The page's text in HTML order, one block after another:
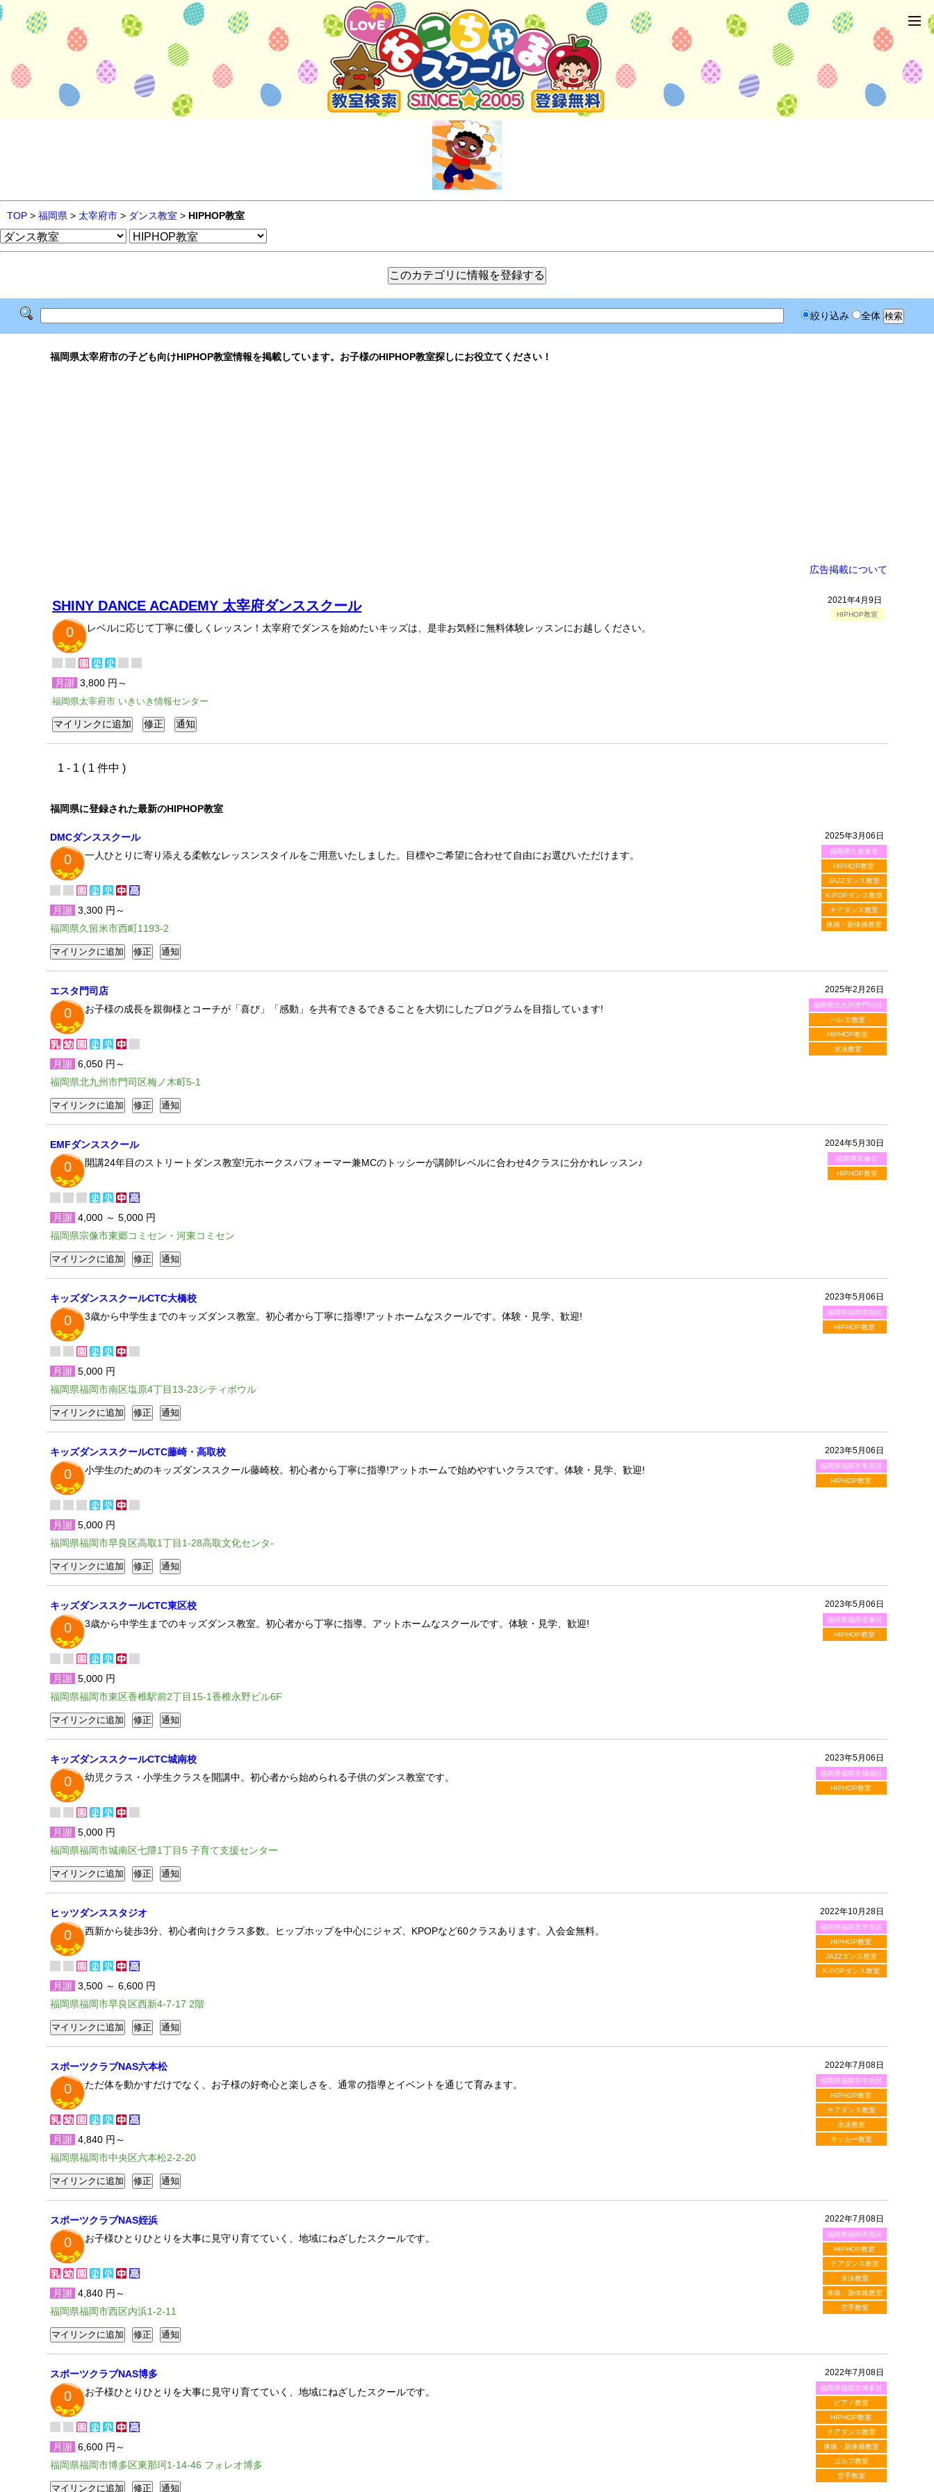
TOP > 福岡県 > 太宰府市 > ダンス教室 > HIPHOP教室
絞り込み 全体
福岡県太宰府市の子ども向けHIPHOP教室情報を掲載しています。お子様のHIPHOP教室探しにお役立てください！
広告掲載について
2021年4月9日
HIPHOP教室
SHINY DANCE ACADEMY 太宰府ダンススクール
0
レベルに応じて丁寧に優しくレッスン！太宰府でダンスを始めたいキッズは、是非お気軽に無料体験レッスンにお越しください。
月謝 3,800 円～
福岡県太宰府市 いきいき情報センター
1 - 1 ( 1 件中 )
福岡県に登録された最新のHIPHOP教室
2025年3月06日
福岡県久留米市
HIPHOP教室
JAZZダンス教室
K-POPダンス教室
チアダンス教室
体操・新体操教室
DMCダンススクール
0 一人ひとりに寄り添える柔軟なレッスンスタイルをご用意いたしました。目標やご希望に合わせて自由にお選びいただけます。
月謝 3,300 円～
福岡県久留米市西町1193-2
2025年2月26日
福岡県北九州市門司区
バレエ教室
HIPHOP教室
水泳教室
エスタ門司店
0 お子様の成長を親御様とコーチが「喜び」「感動」を共有できるできることを大切にしたプログラムを目指しています!
月謝 6,050 円～
福岡県北九州市門司区梅ノ木町5-1
2024年5月30日
福岡県宗像市
HIPHOP教室
EMFダンススクール
0 開講24年目のストリートダンス教室!元ホークスパフォーマー兼MCのトッシーが講師!レベルに合わせ4クラスに分かれレッスン♪
月謝 4,000 ～ 5,000 円
福岡県宗像市東郷コミセン・河東コミセン
2023年5月06日
福岡県福岡市南区
HIPHOP教室
キッズダンススクールCTC大橋校
0 3歳から中学生までのキッズダンス教室。初心者から丁寧に指導!アットホームなスクールです。体験・見学、歓迎!
月謝 5,000 円
福岡県福岡市南区塩原4丁目13-23シティボウル
2023年5月06日
福岡県福岡市早良区
HIPHOP教室
キッズダンススクールCTC藤崎・高取校
0 小学生のためのキッズダンススクール藤崎校。初心者から丁寧に指導!アットホームで始めやすいクラスです。体験・見学、歓迎!
月謝 5,000 円
福岡県福岡市早良区高取1丁目1-28高取文化センタ-
2023年5月06日
福岡県福岡市東区
HIPHOP教室
キッズダンススクールCTC東区校
0 3歳から中学生までのキッズダンス教室。初心者から丁寧に指導。アットホームなスクールです。体験・見学、歓迎!
月謝 5,000 円
福岡県福岡市東区香椎駅前2丁目15-1香椎永野ビル6F
2023年5月06日
福岡県福岡市城南区
HIPHOP教室
キッズダンススクールCTC城南校
0 幼児クラス・小学生クラスを開講中。初心者から始められる子供のダンス教室です。
月謝 5,000 円
福岡県福岡市城南区七隈1丁目5 子育て支援センター
2022年10月28日
福岡県福岡市早良区
HIPHOP教室
JAZZダンス教室
K-POPダンス教室
ヒッツダンススタジオ
0 西新から徒歩3分、初心者向けクラス多数。ヒップホップを中心にジャズ、KPOPなど60クラスあります。入会金無料。
月謝 3,500 ～ 6,600 円
福岡県福岡市早良区西新4-7-17 2階
2022年7月08日
福岡県福岡市中央区
HIPHOP教室
チアダンス教室
水泳教室
サッカー教室
スポーツクラブNAS六本松
0 ただ体を動かすだけでなく、お子様の好奇心と楽しさを、通常の指導とイベントを通じて育みます。
月謝 4,840 円～
福岡県福岡市中央区六本松2-2-20
2022年7月08日
福岡県福岡市西区
HIPHOP教室
チアダンス教室
水泳教室
体操・新体操教室
空手教室
スポーツクラブNAS姪浜
0 お子様ひとりひとりを大事に見守り育てていく、地域にねざしたスクールです。
月謝 4,840 円～
福岡県福岡市西区内浜1-2-11
2022年7月08日
福岡県福岡市博多区
ピアノ教室
HIPHOP教室
チアダンス教室
体操・新体操教室
ゴルフ教室
空手教室
スポーツクラブNAS博多
0 お子様ひとりひとりを大事に見守り育てていく、地域にねざしたスクールです。
月謝 6,600 円～
福岡県福岡市博多区東那珂1-14-46 フォレオ博多